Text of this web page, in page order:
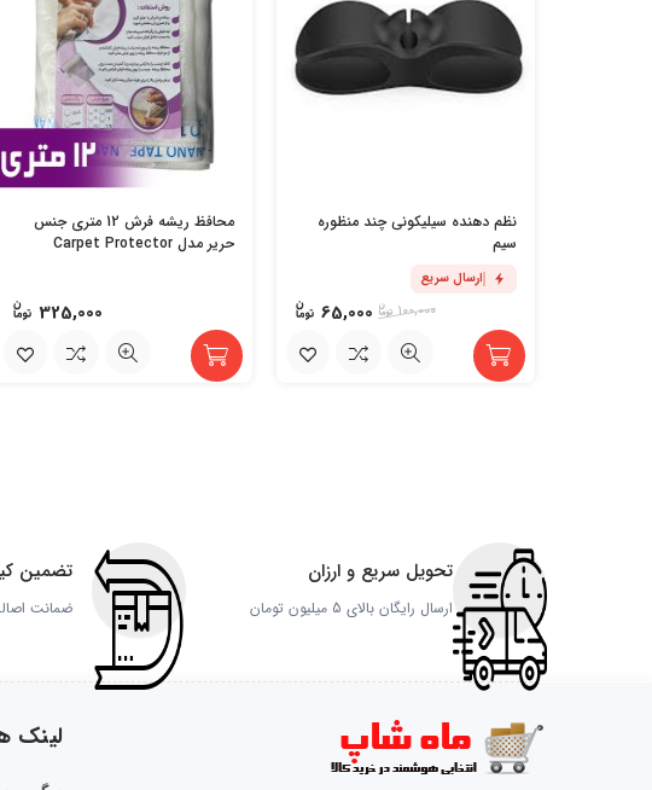
نظم دهنده سیلیکونی چند منظوره
سیم
ارسال سریع
100,000
65,000
محافظ ریشه فرش 12 متری جنس
حریر مدل Carpet Protector
325,000
تحویل سریع و ارزان
ارسال رایگان بالای 5 میلیون تومان
تضمین
ضمانت
لینک